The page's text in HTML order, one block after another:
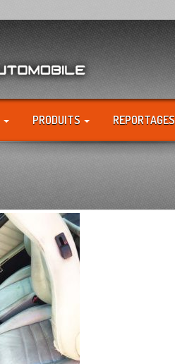
PRODUITS REPORTAGES